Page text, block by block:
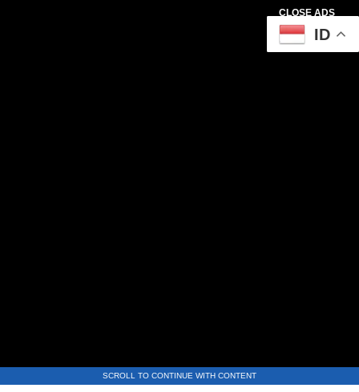
CLOSE ADS
SCROLL TO CONTINUE WITH CONTENT
ID